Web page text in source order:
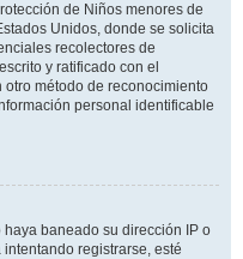
de Niños menores de
Unidos, donde se solicita
recolectores de
y ratificado con el
método de reconocimiento
personal identificable
baneado su dirección IP o
registrarse, esté